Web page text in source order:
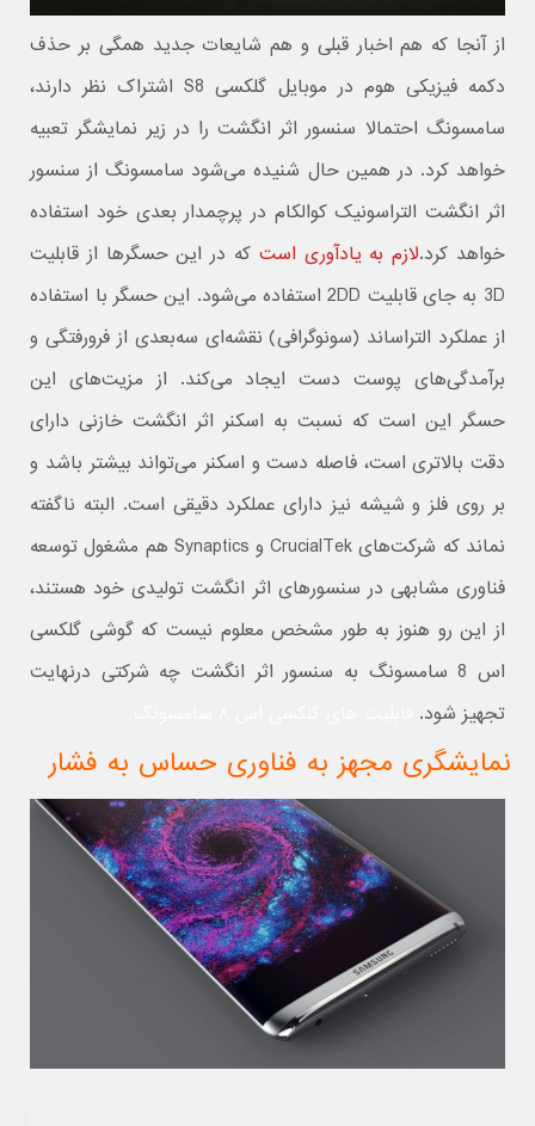
از آنجا که هم اخبار قبلی و هم شایعات جدید همگی بر حذف
دکمه فیزیکی هوم در موبایل گلکسی S8 اشتراک نظر دارند،
سامسونگ احتمالا سنسور اثر انگشت را در زیر نمایشگر تعبیه
خواهد کرد. در همین حال شنیده می‌شود سامسونگ از سنسور
اثر انگشت التراسونیک کوالکام در پرچمدار بعدی خود استفاده
خواهد کرد.لازم به یادآوری است که در این حسگرها از قابلیت
3D به جای قابلیت 2DD استفاده می‌شود. این حسگر با استفاده
از عملکرد التراساند (سونوگرافی) نقشه‌ای سه‌بعدی از فرورفتگی و
برآمدگی‌های پوست دست ایجاد می‌کند. از مزیت‌های این
حسگر این است که نسبت به اسکنر اثر انگشت خازنی دارای
دقت بالاتری است، فاصله دست و اسکنر می‌تواند بیشتر باشد و
بر روی فلز و شیشه نیز دارای عملکرد دقیقی است. البته ناگفته
نماند که شرکت‌های CrucialTek و Synaptics هم مشغول توسعه
فناوری مشابهی در سنسورهای اثر انگشت تولیدی خود هستند،
از این رو هنوز به طور مشخص معلوم نیست که گوشی گلکسی
اس 8 سامسونگ به سنسور اثر انگشت چه شرکتی درنهایت
تجهیز شود.
نمایشگری مجهز به فناوری حساس به فشار